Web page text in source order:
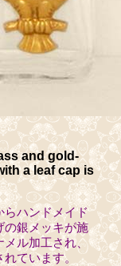
and gold-
a leaf cap is
らハンドメイド
の銀メッキが施
ル加工され、
ています。